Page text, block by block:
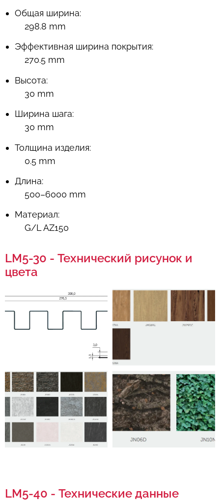
Общая ширина:
298.8 mm
Эффективная ширина покрытия:
270.5 mm
Высота:
30 mm
Ширина шага:
30 mm
Толщина изделия:
0.5 mm
Длина:
500–6000 mm
Материал:
G/L AZ150
LM5-30 - Технический рисунок и
цвета
LM5-40 - Технические данные